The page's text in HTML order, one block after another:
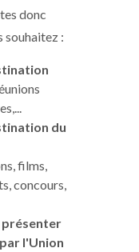
donc
souhaitez :
du
films,
concours,
présenter
l'Union